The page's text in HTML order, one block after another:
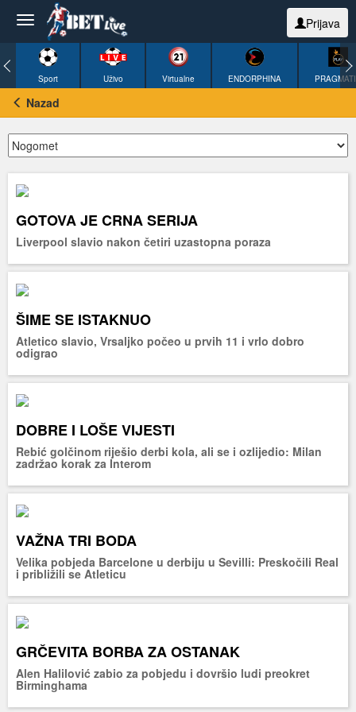
Prijava
Sport Uživo Virtualne ENDORPHINA
Nazad
GOTOVA JE CRNA SERIJA
Liverpool slavio nakon četiri uzastopna poraza
ŠIME SE ISTAKNUO
Atletico slavio, Vrsaljko počeo u prvih 11 i vrlo dobro
odigrao
DOBRE I LOŠE VIJESTI
Rebić golčinom riješio derbi kola, ali se i ozlijedio: Milan
zadržao korak za Interom
VAŽNA TRI BODA
Velika pobjeda Barcelone u derbiju u Sevilli: Preskočili Real
i približili se Atleticu
GRČEVITA BORBA ZA OSTANAK
Alen Halilović zabio za pobjedu i dovršio ludi preokret
Birminghama